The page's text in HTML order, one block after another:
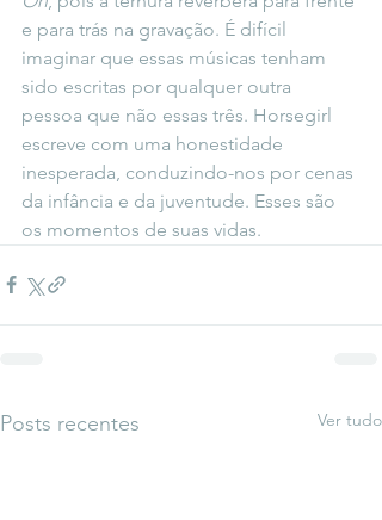
e para trás na gravação. É difícil
imaginar que essas músicas tenham
sido escritas por qualquer outra
pessoa que não essas três. Horsegirl
escreve com uma honestidade
inesperada, conduzindo-nos por cenas
da infância e da juventude. Esses são
os momentos de suas vidas.
Posts recentes Ver tudo